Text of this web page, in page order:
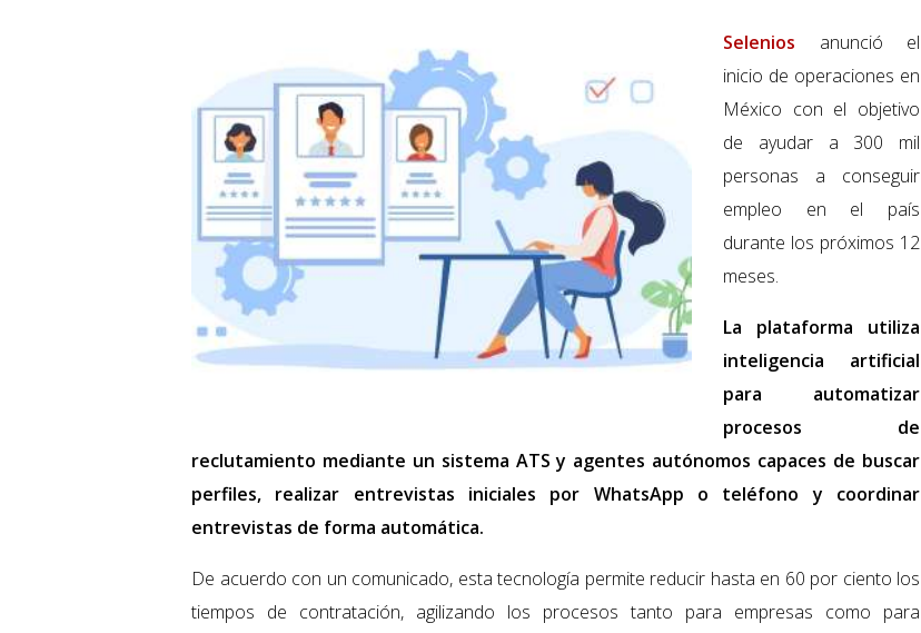
Selenios anunció el
inicio de operaciones en
México con el objetivo
de ayudar a 300 mil
personas a conseguir
empleo en el país
durante los próximos 12
meses.
La plataforma utiliza
inteligencia artificial
para automatizar
procesos de
reclutamiento mediante un sistema ATS y agentes autónomos capaces de buscar
perfiles, realizar entrevistas iniciales por WhatsApp o teléfono y coordinar
entrevistas de forma automática.
De acuerdo con un comunicado, esta tecnología permite reducir hasta en 60 por ciento los
tiempos de contratación, agilizando los procesos tanto para empresas como para